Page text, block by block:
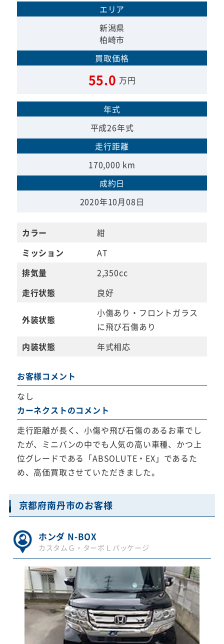
エリア
新潟県
柏崎市
買取価格
55.0 万円
年式
平成26年式
走行距離
170,000 km
成約日
2020年10月08日
カラー
紺
ミッション
AT
排気量
2,350cc
走行状態
良好
外装状態
小傷あり・フロントガラス
に飛び石傷あり
内装状態
年式相応
お客様コメント
なし
カーネクストのコメント
走行距離が長く、小傷や飛び石傷のあるお車でし
たが、ミニバンの中でも人気の高い車種、かつ上
位グレードである「ABSOLUTE・EX」であるた
め、高価買取させていただきました。
京都府南丹市のお客様
ホンダ N-BOX
カスタムＧ・ターボＬパッケージ